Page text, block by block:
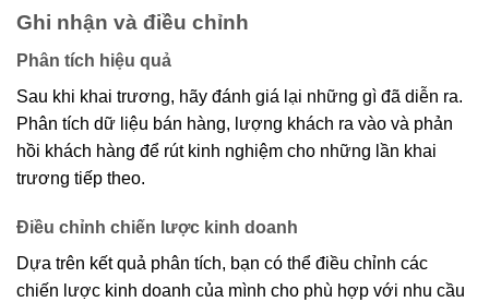
Ghi nhận và điều chỉnh
Phân tích hiệu quả
Sau khi khai trương, hãy đánh giá lại những gì đã diễn ra.
Phân tích dữ liệu bán hàng, lượng khách ra vào và phản
hồi khách hàng để rút kinh nghiệm cho những lần khai
trương tiếp theo.
Điều chỉnh chiến lược kinh doanh
Dựa trên kết quả phân tích, bạn có thể điều chỉnh các
chiến lược kinh doanh của mình cho phù hợp với nhu cầu